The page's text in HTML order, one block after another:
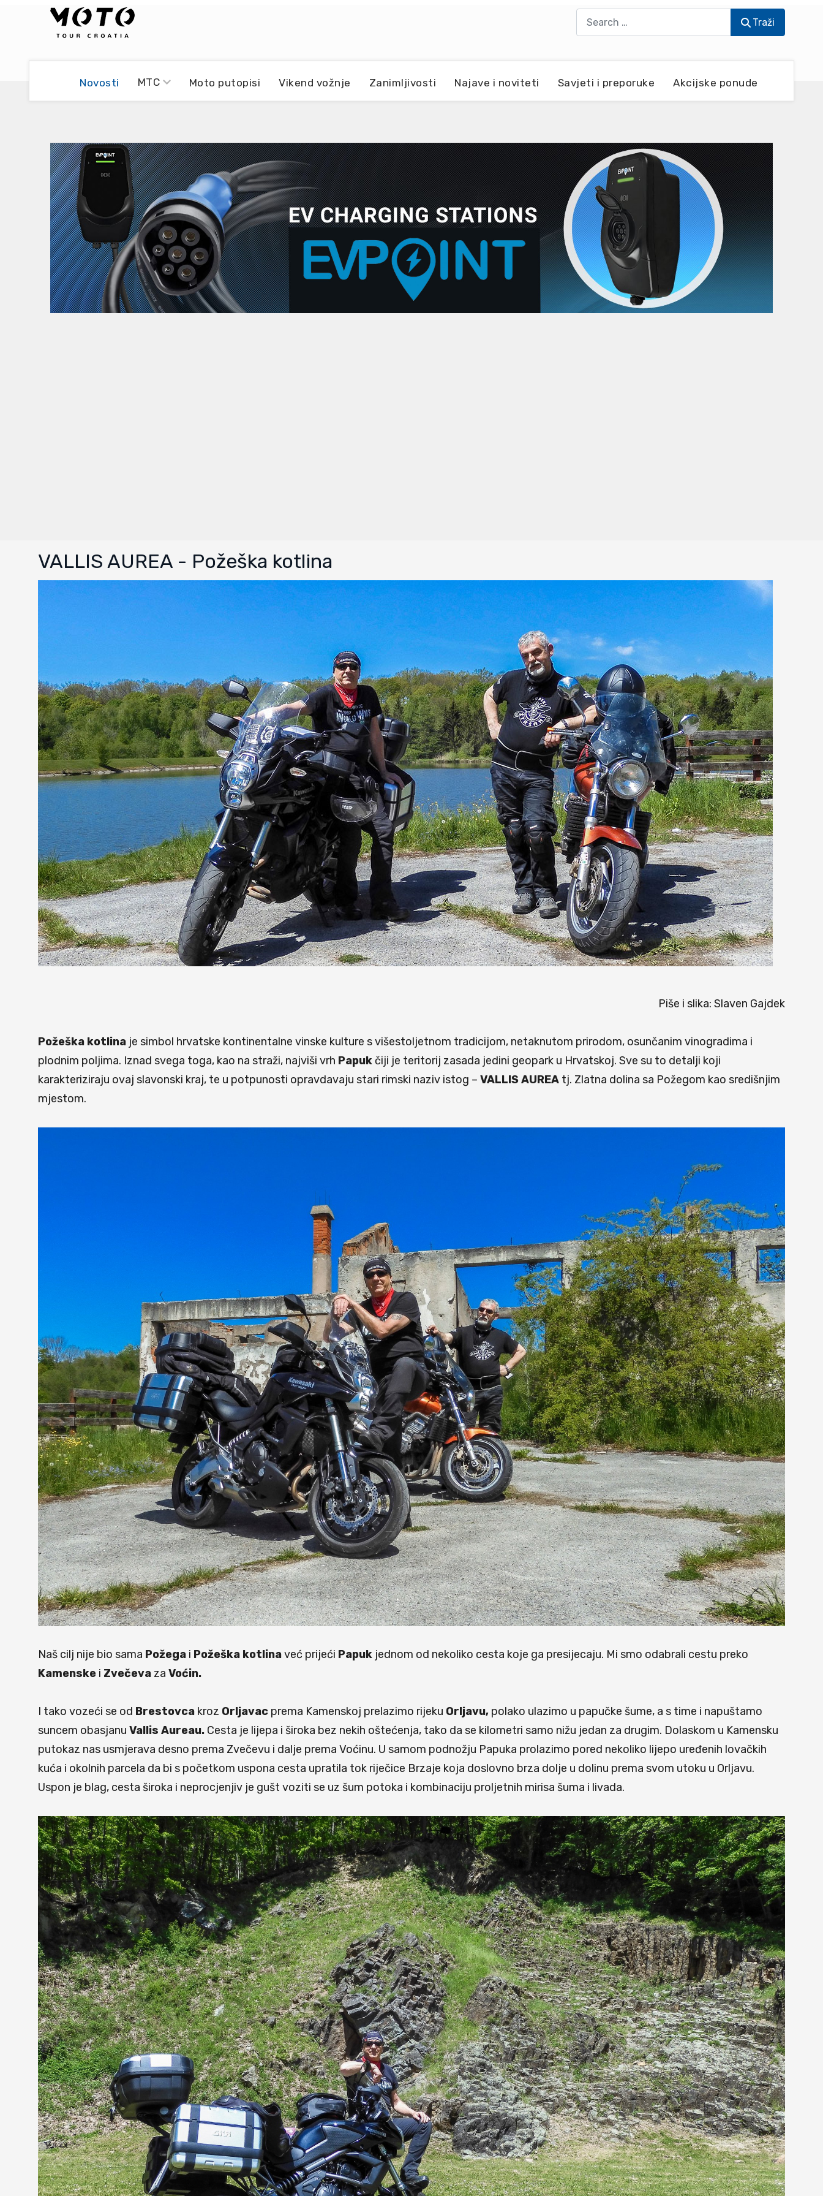
Traži
Novosti MTC Moto putopisi Vikend vožnje Zanimljivosti Najave i noviteti Savjeti i preporuke Akcijske ponude
VALLIS AUREA - Požeška kotlina
Piše i slika: Slaven Gajdek
Požeška kotlina je simbol hrvatske kontinentalne vinske kulture s višestoljetnom tradicijom, netaknutom prirodom, osunčanim vinogradima i
plodnim poljima. Iznad svega toga, kao na straži, najviši vrh Papuk čiji je teritorij zasada jedini geopark u Hrvatskoj. Sve su to detalji koji
karakteriziraju ovaj slavonski kraj, te u potpunosti opravdavaju stari rimski naziv istog – VALLIS AUREA tj. Zlatna dolina sa Požegom kao središnjim
mjestom.
Naš cilj nije bio sama Požega i Požeška kotlinaveć prijeći Papuk jednom od nekoliko cesta koje ga presijecaju. Mi smo odabrali cestu preko
Kamenske i Zvečeva za Voćin.
I tako vozeći se od Brestovca kroz Orljavac prema Kamenskoj prelazimo rijeku Orljavu, polako ulazimo u papučke šume, a s time i napuštamo
suncem obasjanu Vallis Aureau. Cesta je lijepa i široka bez nekih oštećenja, tako da se kilometri samo nižu jedan za drugim. Dolaskom u Kamensku
putokaz nas usmjerava desno prema Zvečevu i dalje prema Voćinu. U samom podnožju Papuka prolazimo pored nekoliko lijepo uređenih lovačkih
kuća i okolnih parcela da bi s početkom uspona cesta upratila tok riječice Brzaje koja doslovno brza dolje u dolinu prema svom utoku u Orljavu.
Uspon je blag, cesta široka i neprocjenjiv je gušt voziti se uz šum potoka i kombinaciju proljetnih mirisa šuma i livada.
Moto servisi
Impressum
Damir Pritišanac - Prile
Dario Dinter - Moto TOZ
Igor Kreč - UmPaDrum
Igor Kukec Brmbi
Slaven Gajdek
MTC - Moto Tour Croatia
Moto putopisi
Vikend vožnje
Zanimljivost